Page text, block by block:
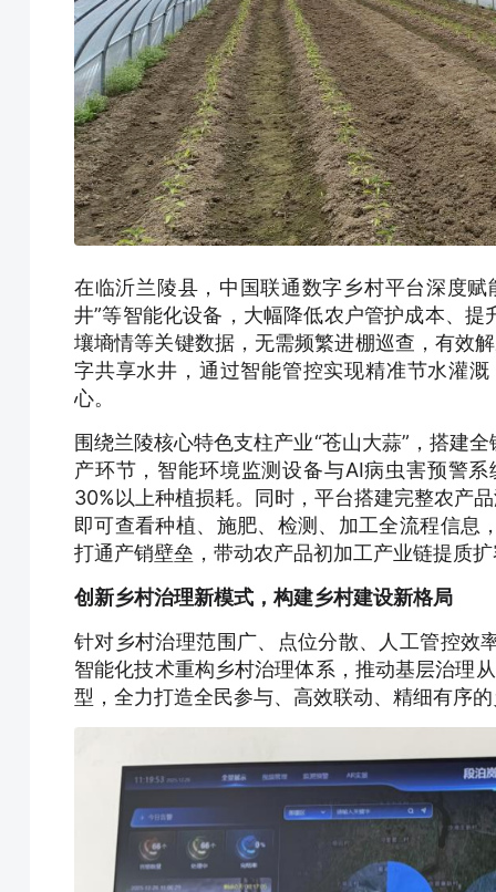
在临沂兰陵县，中国联通数字乡村平台深度
井”等智能化设备，大幅降低农户管护成本、
壤墒情等关键数据，无需频繁进棚巡查，有效
字共享水井，通过智能管控实现精准节水灌
心。
围绕兰陵核心特色支柱产业“苍山大蒜”，搭建
产环节，智能环境监测设备与AI病虫害预警
30%以上种植损耗。同时，平台搭建完整农产
即可查看种植、施肥、检测、加工全流程信息
打通产销壁垒，带动农产品初加工产业链提质
创新乡村治理新模式，构建乡村建设新格局
针对乡村治理范围广、点位分散、人工管控效
智能化技术重构乡村治理体系，推动基层治理
型，全力打造全民参与、高效联动、精细有序